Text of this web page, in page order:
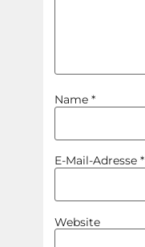
Name*
E-Mail-Adresse*
Website